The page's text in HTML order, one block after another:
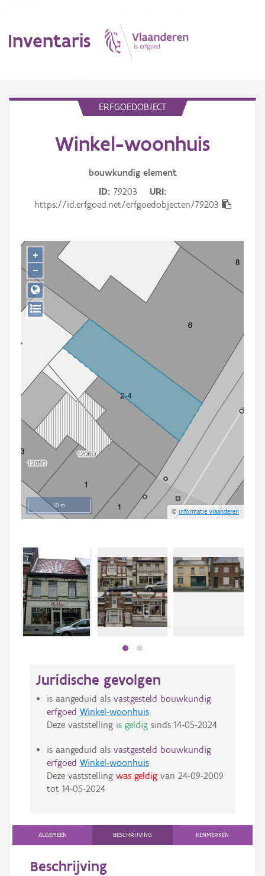
Inventaris
Erfgoedobject
Gebeurtenis
Persoon of collectief
Downloads
Aanmelden
ERFGOEDOBJECT
Winkel-woonhuis
bouwkundig element
ID 79203
URI
https://id.erfgoed.net/erfgoedobjecten/79203
10 m
©Informatie Vlaanderen
+
−
Juridische gevolgen
is aangeduid als vastgesteld bouwkundig
erfgoed Winkel-woonhuis
Deze vaststelling is geldigsinds 14-05-2024
is aangeduid als vastgesteld bouwkundig
erfgoed Winkel-woonhuis
Deze vaststelling was geldigvan 24-09-2009
tot 14-05-2024
ALGEMEEN BESCHRIJVING KENMERKEN
Beschrijving